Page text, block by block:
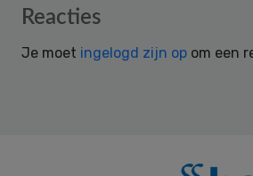
Reader
Reacties
Je moet ingelogd zijn op om een